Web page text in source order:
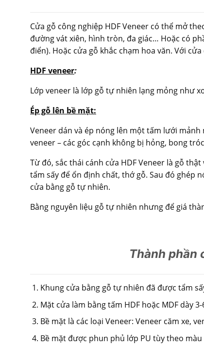
Cửa gỗ công nghiệp HDF Veneer có thể mở
đường vát xiên, hình tròn, đa giác… Hoặc có
điển). Hoặc cửa gỗ khắc chạm hoa văn. Với
HDF veneer:
Lớp veneer là lớp gỗ tự nhiên lạng mỏng như
Ép gỗ lên bề mặt:
Veneer dán và ép nóng lên một tấm lưới mảnh
veneer – các góc cạnh không bị hỏng, bong
Từ đó, sắc thái cánh cửa HDF Veneer là gỗ
tẩm sấy để ổn định chất, thớ gỗ. Sau đó ghép
cửa bằng gỗ tự nhiên.
Bằng nguyên liệu gỗ tự nhiên nhưng để giá
Thành phần
Khung cửa bằng gỗ tự nhiên đã được tẩm
Mặt cửa làm bằng tấm HDF hoặc MDF dày
Bề mặt là các loại Veneer: Veneer căm xe,
Bề mặt được phun phủ lớp PU tùy theo